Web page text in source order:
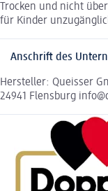
Trocken und nicht
für Kinder
Anschrift des
Hersteller: Queisser
24941 Flensburg